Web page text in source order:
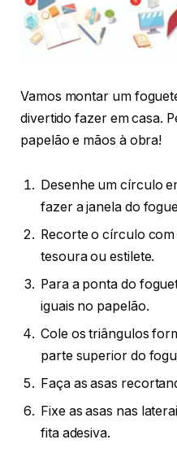
Vamos montar um
divertido fazer em casa.
papelão e mãos à obra!
Desenhe um círculo
fazer a janela do
Recorte o círculo
tesoura ou estilete.
Para a ponta do
iguais no papelão.
Cole os triângulos
parte superior do
Faça as asas
Fixe as asas nas
fita adesiva.